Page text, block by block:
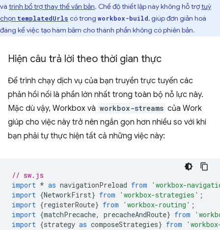
và trình bổ trợ thay thế văn bản. Chế độ thiết lập này không hỗ trợtuỳ
chọn templatedUrls có trong workbox-build, giúp đơn giản hoá
đáng kể việc tạo hàm băm cho thành phần không có phiên bản.
Hiện câu trả lời theo thời gian thực
Để trình chạy dịch vụ của bạn truyền trực tuyến các
phản hồi nối là phần lớn nhất trong toàn bộ nỗ lực này.
Mặc dù vậy, Workbox và workbox-streams của Work
giúp cho việc này trở nên ngắn gọn hơn nhiều so với khi
bạn phải tự thực hiện tất cả những việc này:
// sw.js
import * as navigationPreload from
'workbox-
import {NetworkFirst} from 'workbox-strategies' ;
import {registerRoute} from 'workbox-routing' ;
import {matchPrecache, precacheAndRoute} from
import {strategy as composeStrategies} from